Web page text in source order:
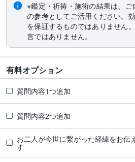
※鑑定・祈祷・施術の結果は、
の参考としてご活用ください。
を保証するものではありません
言ではありません。
有料オプション
質問内容1つ追加
質問内容2つ追加
お二人が今世に繋がった経緯をお伝
す